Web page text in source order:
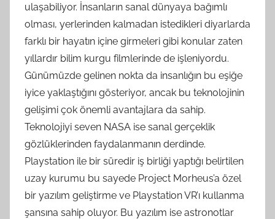
ulaşabiliyor. İnsanların sanal dünyaya bağımlı
olması, yerlerinden kalmadan istedikleri diyarlarda
farklı bir hayatın içine girmeleri gibi konular zaten
yıllardır bilim kurgu filmlerinde de işleniyordu.
Günümüzde gelinen nokta da insanlığın bu eşiğe
iyice yaklaştığını gösteriyor, ancak bu teknolojinin
gelişimi çok önemli avantajlara da sahip.
Teknolojiyi seven NASA ise sanal gerçeklik
gözlüklerinden faydalanmanın derdinde.
Playstation ile bir süredir iş birliği yaptığı belirtilen
uzay kurumu bu sayede Project Morheus’a özel
bir yazılım geliştirme ve Playstation VR’ı kullanma
şansına sahip oluyor. Bu yazılım ise astronotlar